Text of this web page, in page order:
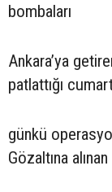
bombaları
Ankara’ya
patlattığı
günkü
Gözaltına